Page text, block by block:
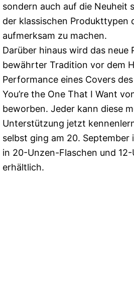
sondern auch auf die Neuheit
der klassischen Produkttypen
aufmerksam zu machen.
Darüber hinaus wird das neue
bewährter Tradition vor dem
Performance eines Covers
You’re the One That I Want
beworben. Jeder kann diese
Unterstützung jetzt
selbst ging am 20. September
in 20-Unzen-Flaschen und
erhältlich.